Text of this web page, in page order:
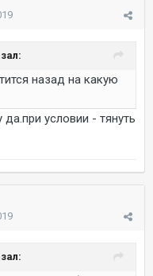
назад на какую
условии - тянуть